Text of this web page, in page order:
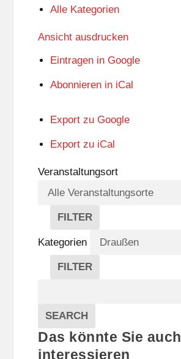
Alle Kategorien
Ansicht ausdrucken
Eintragen in Google
Abonnieren in iCal
Export zu Google
Export zu iCal
Veranstaltungsort
FILTER
V
E
R
A
A
L
T
U
Kategorien
FILTER
E
G
O
R
Veranstaltungen
SEARCH
Das könnte Sie auch
interessieren